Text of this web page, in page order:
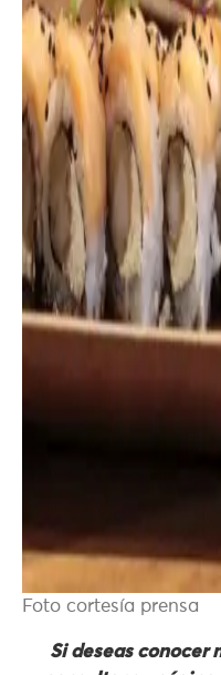
Foto cortesía prensa
Si deseas conocer